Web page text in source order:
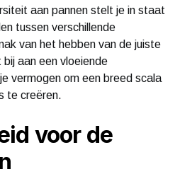
aan pannen stelt je in staat
tussen verschillende
van het hebben van de juiste
aan een vloeiende
vermogen om een breed scala
te creëren.
voor de